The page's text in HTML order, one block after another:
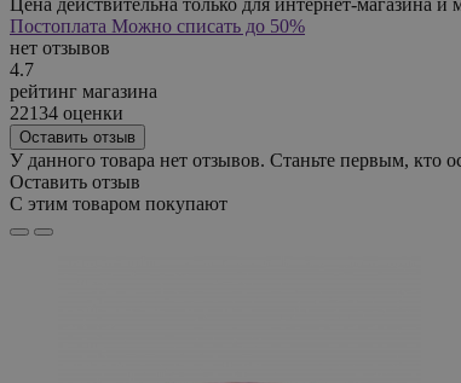
Постоплата Можно списать до 50%
нет отзывов
4.7
рейтинг магазина
22134 оценки
Оставить отзыв
У данного товара нет отзывов. Станьте первым, кто
Оставить отзыв
С этим товаром покупают